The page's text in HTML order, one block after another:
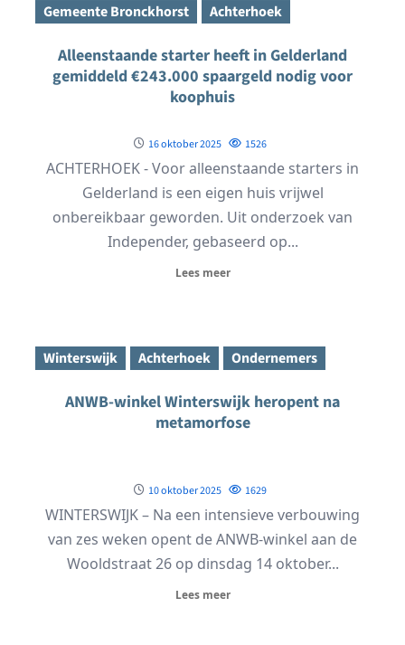
Gemeente Bronckhorst
Achterhoek
Alleenstaande starter heeft in Gelderland
gemiddeld €243.000 spaargeld nodig voor
koophuis
16 oktober 2025 1526
ACHTERHOEK - Voor alleenstaande starters in
Gelderland is een eigen huis vrijwel
onbereikbaar geworden. Uit onderzoek van
Independer, gebaseerd op...
Lees meer
Winterswijk Achterhoek Ondernemers
ANWB-winkel Winterswijk heropent na
metamorfose
10 oktober 2025 1629
WINTERSWIJK – Na een intensieve verbouwing
van zes weken opent de ANWB-winkel aan de
Wooldstraat 26 op dinsdag 14 oktober...
Lees meer